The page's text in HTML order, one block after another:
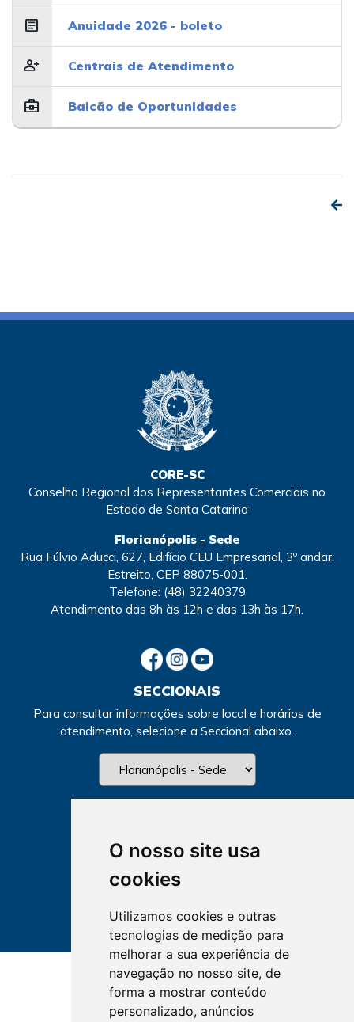
O nosso site usa
cookies
Utilizamos cookies e outras
tecnologias de medição para
melhorar a sua experiência de
navegação no nosso site, de
forma a mostrar conteúdo
personalizado, anúncios
article Anuidade 2026 - boleto
person_add Centrais de Atendimento
business_center Balcão de Oportunidades
CORE-SC
Conselho Regional dos Representantes Comerciais no
Estado de Santa Catarina
Florianópolis - Sede
Rua Fúlvio Aducci, 627, Edifício CEU Empresarial, 3º andar,
Estreito, CEP 88075-001.
Telefone: (48) 32240379
Atendimento das 8h às 12h e das 13h às 17h.
SECCIONAIS
Para consultar informações sobre local e horários de
atendimento, selecione a Seccional abaixo.